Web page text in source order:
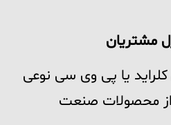
تا تمامی تولیدات
را شامل می‌شود.
مشتریان
کلراید یا پی وی سی نوعی
محصولات صنعت